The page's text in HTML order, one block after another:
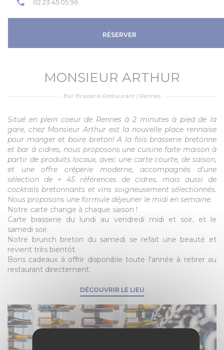
02 23 45 05 96
RÉSERVER
MONSIEUR ARTHUR
Bar Brasserie Restaurant | Rennes
Situé en plein coeur de Rennes à 2 minutes à pied de la
gare, chez Monsieur Arthur est la nouvelle place rennaise
pour manger et boire breton! A la fois brasserie bretonne
et bar à cidres, nous proposons une cuisine faite maison à
partir de produits locaux, avec une carte courte, de saison,
et une offre crêperie moderne, accompagnés d'une
sélection de + 45 références de cidres, mais aussi de
cocktails bretonnants et vins soigneusement sélectionnés.
Nous proposons une formule déjeuner le midi en semaine.
Notre carte change à chaque saison !
Carte brasserie du lundi au vendredi midi et soir, et le
samedi soir.
Notre brunch breton du samedi se refait une beauté et
revient très bientôt.
Bons cadeaux à offrir disponible toute l'année à retirer au
restaurant directement.
DÉCOUVRIR LE LIEU